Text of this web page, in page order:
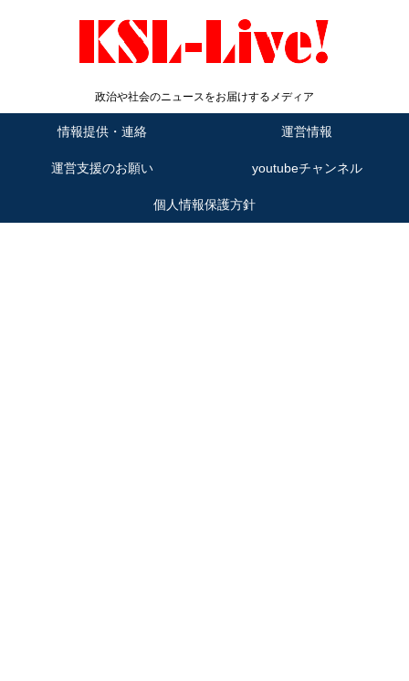
政治や社会のニュースをお届けするメディア
情報提供・連絡 運営情報
運営支援のお願い youtubeチャンネル
個人情報保護方針